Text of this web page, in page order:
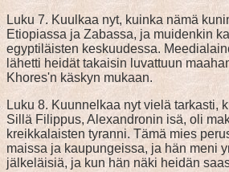
Luku 7. Kuulkaa nyt, kuinka nämä
Etiopiassa ja Zabassa, ja muidenkin
egyptiläisten keskuudessa.
lähetti heidät takaisin luvattuun
Khores'n käskyn mukaan.
Luku 8. Kuunnelkaa nyt vielä tarkasti,
Sillä Filippus, Alexandronin isä, oli
kreikkalaisten tyranni. Tämä mies
maissa ja kaupungeissa, ja hän meni
jälkeläisiä, ja kun hän näki heidän